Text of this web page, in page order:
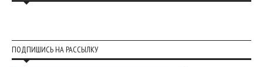
ПОДПИШИСЬ НА РАССЫЛКУ